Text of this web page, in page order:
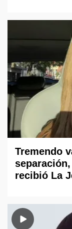
Tremendo
recibió La